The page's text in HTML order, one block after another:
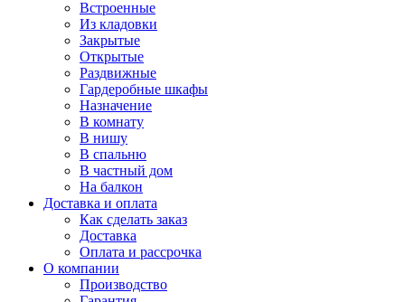
Встроенные
Из кладовки
Закрытые
Открытые
Раздвижные
Гардеробные шкафы
Назначение
В комнату
В нишу
В спальню
В частный дом
На балкон
Доставка и оплата
Как сделать заказ
Доставка
Оплата и рассрочка
О компании
Производство